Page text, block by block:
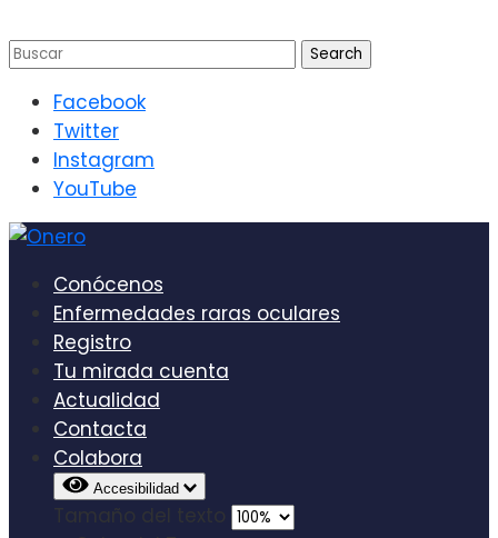
Facebook
Twitter
Instagram
YouTube
Conócenos
Enfermedades raras oculares
Registro
Tu mirada cuenta
Actualidad
Contacta
Colabora
Accesibilidad